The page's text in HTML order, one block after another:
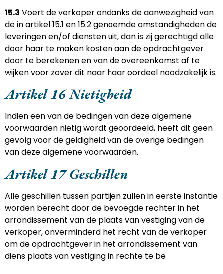
15.3 Voert de verkoper ondanks de aanwezigheid van
de in artikel 15.1 en 15.2 genoemde omstandigheden de
leveringen en/of diensten uit, dan is zij gerechtigd alle
door haar te maken kosten aan de opdrachtgever
door te berekenen en van de overeenkomst af te
wijken voor zover dit naar haar oordeel noodzakelijk is.
Artikel 16 Nietigheid
Indien een van de bedingen van deze algemene
voorwaarden nietig wordt geoordeeld, heeft dit geen
gevolg voor de geldigheid van de overige bedingen
van deze algemene voorwaarden.
Artikel 17 Geschillen
Alle geschillen tussen partijen zullen in eerste instantie
worden berecht door de bevoegde rechter in het
arrondissement van de plaats van vestiging van de
verkoper, onverminderd het recht van de verkoper
om de opdrachtgever in het arrondissement van
diens plaats van vestiging in rechte te be